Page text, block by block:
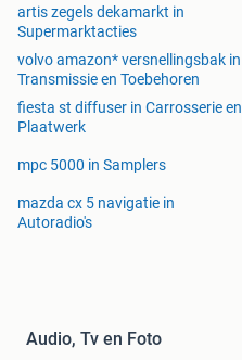
artis zegels dekamarkt in
Supermarktacties
volvo amazon* versnellingsbak in
Transmissie en Toebehoren
fiesta st diffuser in Carrosserie en
Plaatwerk
mpc 5000 in Samplers
mazda cx 5 navigatie in
Autoradio's
Audio, Tv en Foto